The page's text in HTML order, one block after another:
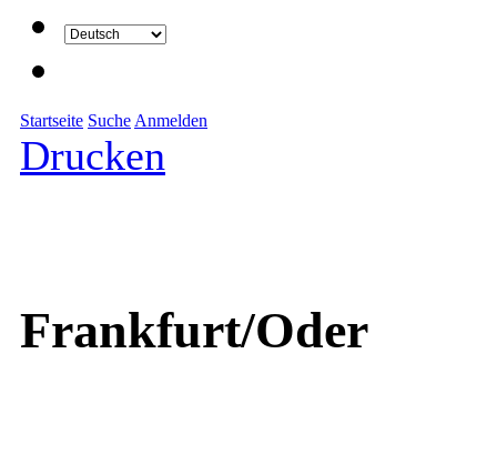
Startseite Suche Anmelden
Drucken
Frankfurt/Oder